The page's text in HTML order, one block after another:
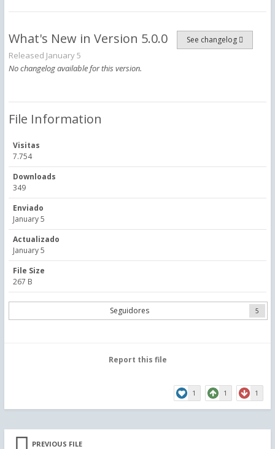
What's New in Version 5.0.0 See changelog
Released January 5
No changelog available for this version.
File Information
Visitas
7.754
Downloads
349
Enviado
January 5
Actualizado
January 5
File Size
267 B
Seguidores 5
1 1 1
Report this file
PREVIOUS FILE